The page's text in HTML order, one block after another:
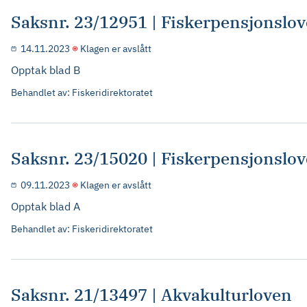
Saksnr. 23/12951 |
14.11.2023 Klagen er avslått
Opptak blad B
Behandlet av: Fiskeridirektoratet
Saksnr. 23/15020 |
09.11.2023 Klagen er avslått
Opptak blad A
Behandlet av: Fiskeridirektoratet
Saksnr. 21/13497 | Akvakulturloven